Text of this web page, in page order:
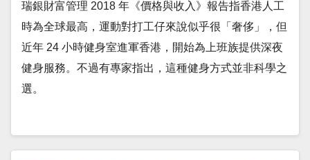
瑞銀財富管理 2018 年《價格與收入》報告指香港人工
時為全球最高，運動對打工仔來說似乎很「奢侈」，但
近年 24 小時健身室進軍香港，開始為上班族提供深夜
健身服務。不過有專家指出，這種健身方式並非科學之
選。